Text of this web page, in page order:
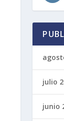
julio
junio